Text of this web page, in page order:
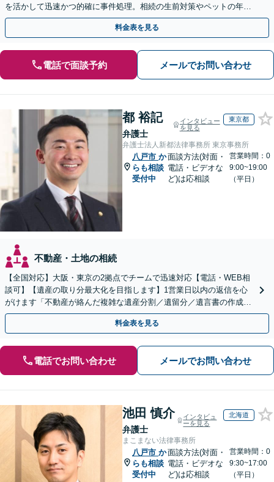
を活かして迅速かつ的確に事件処理。相続の生前対策やペットの年金
システムもお任せ【完全個室】【自衛隊前駅8分】
料金表を見る
電話で面談予約 メールでお問い合わせ
都 裕記
弁護士
インタビュー
を見る
東京都
弁護士法人新都法律事務所 東京事務所
八戸市 か
らも相談
受付中
面談方法(対面・
電話・ビデオな
ど)は応相談
営業時間：0
9:00~19:00
（平日）
不動産・土地の相続
【全国対応】大阪・東京の2拠点でチームで迅速対応【電話・WEB相
談可】【遺産の取り分最大化を目指します】1営業日以内の返信を心
がけます「不動産が絡んだ複雑な遺産分割／遺留分／遺言書の作成・
執行／事業承継など、お任せください」【休日相談あり】
料金表を見る
電話でお問い合わせ メールでお問い合わせ
池田 慎介
弁護士
インタビュ
ーを見る
北海道
まこまない法律事務所
八戸市 か
らも相談
受付中
面談方法(対面・
電話・ビデオな
ど)は応相談
営業時間：0
9:30~17:00
（平日）